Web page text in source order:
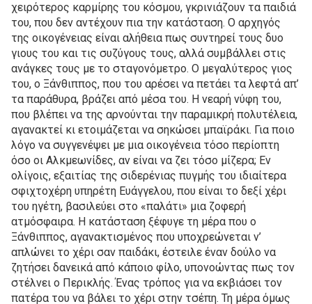
χειρότερος καρμίρης του κόσμου, γκρινιάζουν τα παιδιά
του, που δεν αντέχουν πια την κατάσταση. Ο αρχηγός
της οικογένειας είναι αλήθεια πως συντηρεί τους δυο
γιους του και τις συζύγους τους, αλλά συμβάλλει στις
ανάγκες τους με το σταγονόμετρο. Ο μεγαλύτερος γιος
του, ο Ξάνθιππος, που του αρέσει να πετάει τα λεφτά απ’
τα παράθυρα, βράζει από μέσα του. Η νεαρή νύφη του,
που βλέπει να της αρνούνται την παραμικρή πολυτέλεια,
αγανακτεί κι ετοιμάζεται να σηκώσει μπαϊράκι. Για ποιο
λόγο να συγγενέψει με μια οικογένεια τόσο περίοπτη
όσο οι Αλκμεωνίδες, αν είναι να ζει τόσο μίζερα; Εν
ολίγοις, εξαιτίας της σιδερένιας πυγμής του ιδιαίτερα
σφιχτοχέρη υπηρέτη Ευάγγελου, που είναι το δεξί χέρι
του ηγέτη, βασιλεύει στο «παλάτι» μια ζοφερή
ατμόσφαιρα. Η κατάσταση ξέ­φυ­γε τη μέρα που ο
Ξάνθιππος, αγανακτισμένος που υποχρεώνεται ν’
απλώνει το χέρι σαν παιδάκι, έστειλε έναν δούλο να
ζητήσει δανεικά από κάποιο φίλο, υπονοώντας πως τον
στέλνει ο Περικλής. Ένας τρόπος για να εκβιάσει τον
πατέρα του να βάλει το χέρι στην τσέπη. Τη μέρα όμως